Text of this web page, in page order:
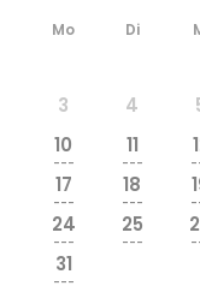
Mo Di
3
4
10
---
11
---
17
---
18
---
24
---
25
---
31
---